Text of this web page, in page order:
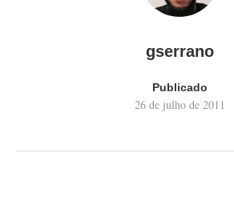
gserrano
Publicado
26 de julho de 2011